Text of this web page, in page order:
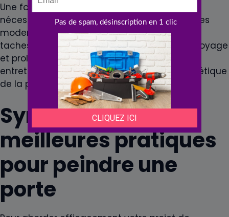
Une fois laporte
nécessitera un entretien minimal. Les peintures
modernes offrent une résistance accrue aux
taches et aux éraflures, ce qui facilite le nettoyage
et prolonge la durée de vie de la peinture. Un
entretien régulier permet de conserver l’esthétique
de la porte pendant plusieurs années.
Synthèse des
meilleures pratiques
pour peindre une
porte